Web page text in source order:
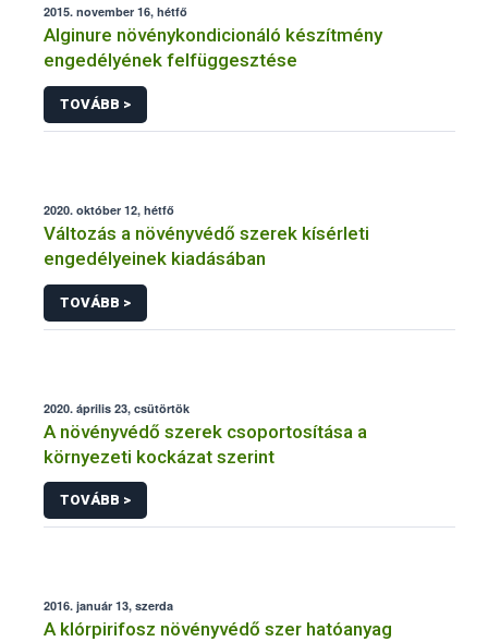
2015. november 16, hétfő
Alginure növénykondicionáló készítmény
engedélyének felfüggesztése
TOVÁBB >
2020. október 12, hétfő
Változás a növényvédő szerek kísérleti
engedélyeinek kiadásában
TOVÁBB >
2020. április 23, csütörtök
A növényvédő szerek csoportosítása a
környezeti kockázat szerint
TOVÁBB >
2016. január 13, szerda
A klórpirifosz növényvédő szer hatóanyag